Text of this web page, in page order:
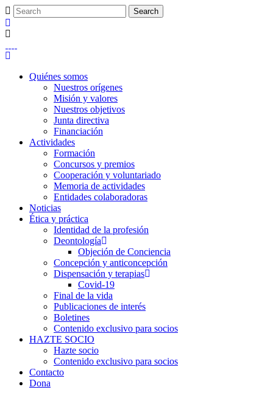
Quiénes somos
Nuestros orígenes
Misión y valores
Nuestros objetivos
Junta directiva
Financiación
Actividades
Formación
Concursos y premios
Cooperación y voluntariado
Memoria de actividades
Entidades colaboradoras
Noticias
Ética y práctica
Identidad de la profesión
Deontología
Objeción de Conciencia
Concepción y anticoncepción
Dispensación y terapias
Covid-19
Final de la vida
Publicaciones de interés
Boletines
Contenido exclusivo para socios
HAZTE SOCIO
Hazte socio
Contenido exclusivo para socios
Contacto
Dona